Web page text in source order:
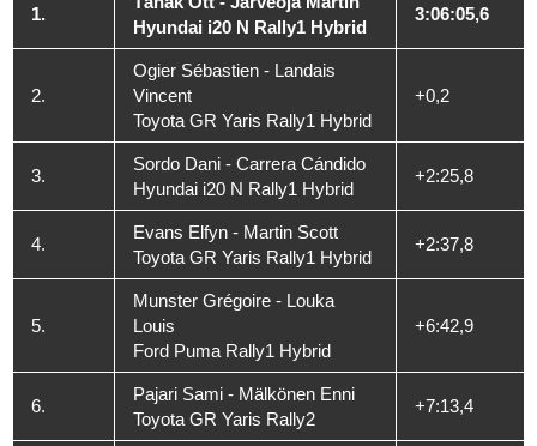
1.
Hyundai i20 N Rally1 Hybrid
3:06:05,6
2.
Ogier Sébastien - Landais
Vincent
Toyota GR Yaris Rally1 Hybrid
+0,2
3.
Sordo Dani - Carrera Cándido
Hyundai i20 N Rally1 Hybrid
+2:25,8
4.
Evans Elfyn - Martin Scott
Toyota GR Yaris Rally1 Hybrid
+2:37,8
5.
Munster Grégoire - Louka
Louis
Ford Puma Rally1 Hybrid
+6:42,9
6.
Pajari Sami - Mälkönen Enni
Toyota GR Yaris Rally2
+7:13,4